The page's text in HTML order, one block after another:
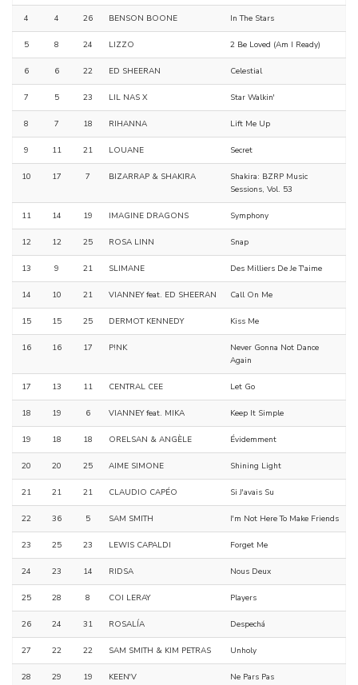
4 4 26 BENSON BOONE In The Stars
5 8 24 LIZZO 2 Be Loved (Am I Ready)
6 6 22 ED SHEERAN Celestial
7 5 23 LIL NAS X Star Walkin'
8 7 18 RIHANNA Lift Me Up
9 11 21 LOUANE Secret
10 17 7 BIZARRAP & SHAKIRA
Shakira: BZRP Music
Sessions, Vol. 53
11 14 19 IMAGINE DRAGONS Symphony
12 12 25 ROSA LINN Snap
13 9 21 SLIMANE Des Milliers De Je T'aime
14 10 21 VIANNEY feat. ED SHEERAN Call On Me
15 15 25 DERMOT KENNEDY Kiss Me
16 16 17 P!NK
Never Gonna Not Dance
Again
17 13 11 CENTRAL CEE Let Go
18 19 6 VIANNEY feat. MIKA Keep It Simple
19 18 18 ORELSAN & ANGÈLE Évidemment
20 20 25 AIME SIMONE Shining Light
21 21 21 CLAUDIO CAPÉO Si J'avais Su
22 36 5 SAM SMITH I'm Not Here To Make Friends
23 25 23 LEWIS CAPALDI Forget Me
24 23 14 RIDSA Nous Deux
25 28 8 COI LERAY Players
26 24 31 ROSALÍA Despechá
27 22 22 SAM SMITH & KIM PETRAS Unholy
28 29 19 KEEN'V Ne Pars Pas